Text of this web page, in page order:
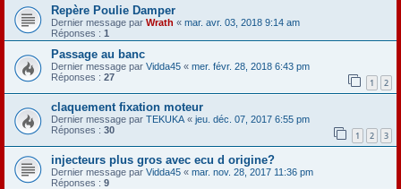
Repère Poulie Damper
Dernier message par Wrath « mar. avr. 03, 2018 9:14 am
Réponses : 1
Passage au banc
Dernier message par Vidda45 « mer. févr. 28, 2018 6:43 pm
Réponses : 27 1 2
claquement fixation moteur
Dernier message par TEKUKA « jeu. déc. 07, 2017 6:55 pm
Réponses : 30 1 2 3
injecteurs plus gros avec ecu d origine?
Dernier message par Vidda45 « mar. nov. 28, 2017 11:36 pm
Réponses : 9